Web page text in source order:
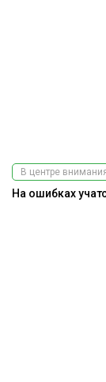
В центре
На ошибках